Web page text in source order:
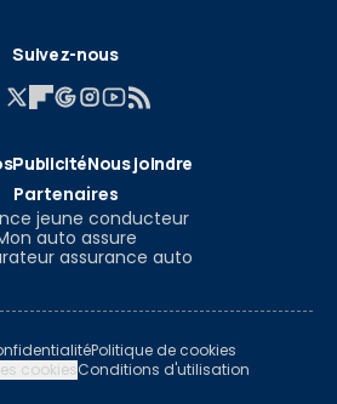
Suivez-nous
PublicitéNous joindre
Partenaires
jeune conducteur
auto assure
assurance auto
Politique de cookies
cookiesConditions d'utilisation